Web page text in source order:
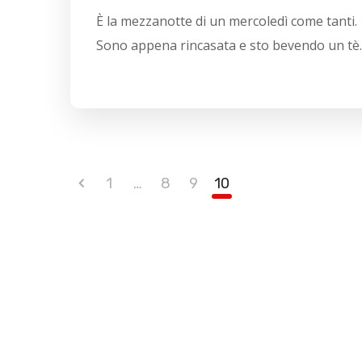
È la mezzanotte di un mercoledì come tanti.
Sono appena rincasata e sto bevendo un
1 … 8 9 10